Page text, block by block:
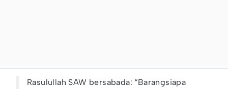
Rasulullah SAW bersabada: “Barangsiapa